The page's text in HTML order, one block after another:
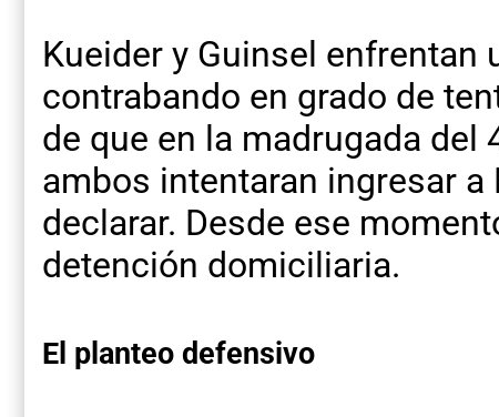
Kueider y Guinsel enfrentan
contrabando en grado de
de que en la madrugada del
ambos intentaran ingresar a
declarar. Desde ese
detención domiciliaria.
El planteo defensivo